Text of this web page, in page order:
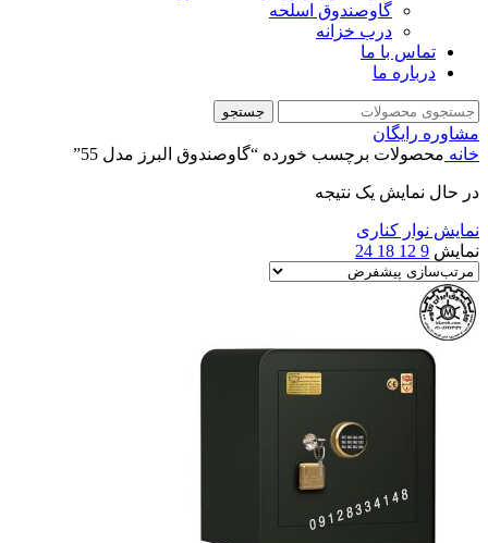
گاوصندوق اسلحه
درب خزانه
تماس با ما
درباره ما
جستجو
مشاوره رایگان
خانه محصولات برچسب خورده “گاوصندوق البرز مدل 55”
در حال نمایش یک نتیجه
نمایش نوار کناری
نمایش 9
12
18
24